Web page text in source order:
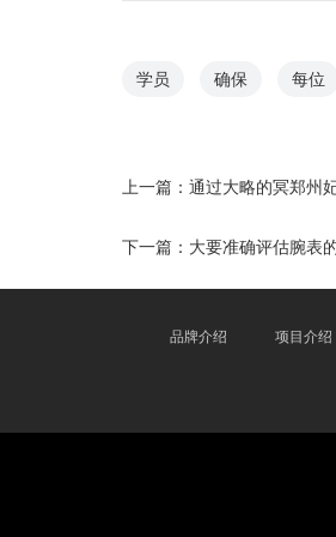
学员 确保 每位
上一篇： 通过大略的冥郑州
下一篇： 大要准确评估腕表
品牌介绍 项目介绍